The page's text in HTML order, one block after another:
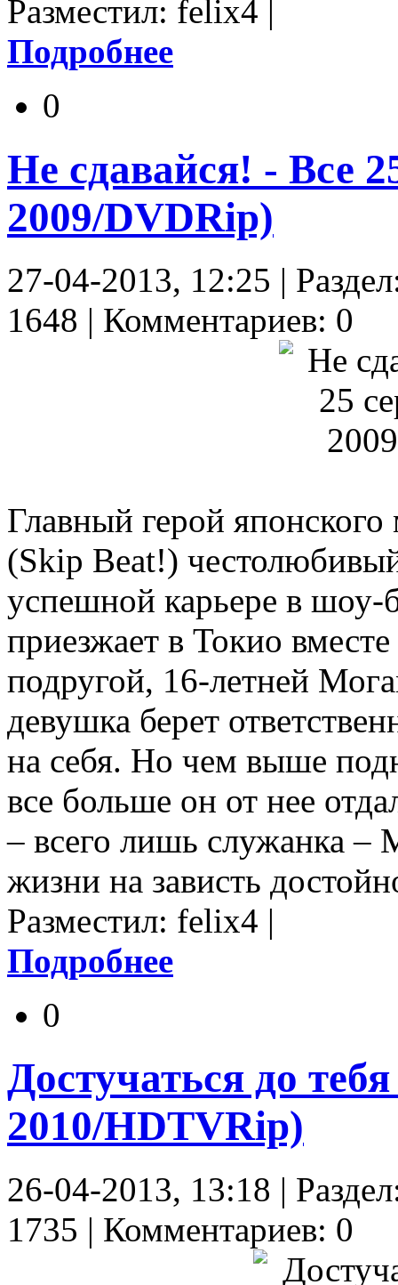
Разместил: felix4 |
Подробнее
0
Не сдавайся! - Все
2009/DVDRip)
27-04-2013, 12:25 |
1648 | Комментариев: 0
Главный герой
(Skip Beat!)
успешной карьере в шоу-
приезжает в Токио
подругой, 16-летней
девушка берет
на себя. Но чем выше
все больше он от нее
– всего лишь служанка –
жизни на зависть
Разместил: felix4 |
Подробнее
0
Достучаться до
2010/HDTVRip)
26-04-2013, 13:18 |
1735 | Комментариев: 0